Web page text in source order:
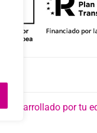
desarrollado por tu